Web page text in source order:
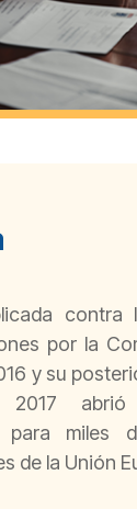
contra
por la
y su
para miles
de la Unión